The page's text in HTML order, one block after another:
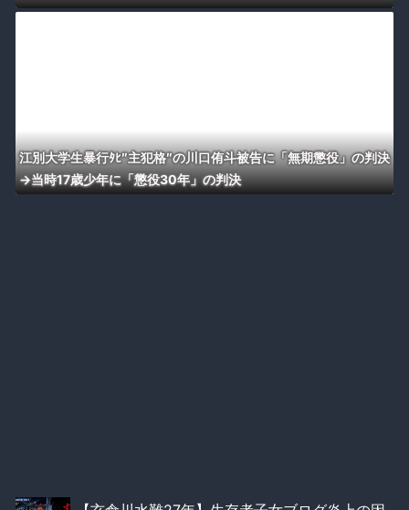
江別大学生暴行ﾀﾋ″主犯格″の川口侑斗被告に「無期懲役」の判決
→当時17歳少年に「懲役30年」の判決